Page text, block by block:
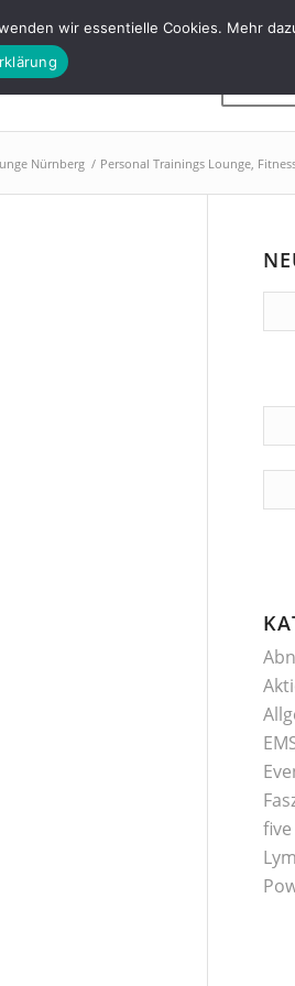
BGM
Nürnberg / Personal Trainings Lounge,
five
wir essentielle Cookies. Mehr